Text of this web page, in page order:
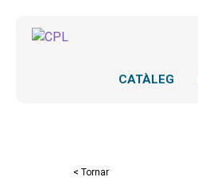
CATÀLEG
< Tornar